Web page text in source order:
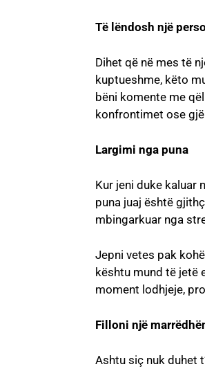
Të lëndosh një
Dihet që në mes të
kuptueshme, këto
bëni komente me
konfrontimet ose
Largimi nga puna
Kur jeni duke kaluar
puna juaj është
mbingarkuar nga
Jepni vetes pak
kështu mund të jetë
moment lodhjeje,
Filloni një
Ashtu siç nuk duhet